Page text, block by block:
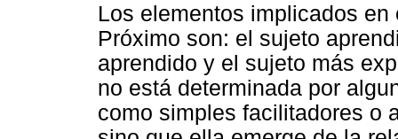
Los elementos implicados
Próximo son: el sujeto
aprendido y el sujeto más
no está determinada por
como simples facilitadores o